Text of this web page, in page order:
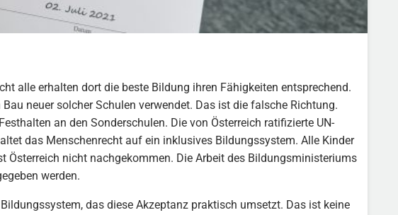
alle erhalten dort die beste Bildung ihren Fähigkeiten entsprechend.
neuer solcher Schulen verwendet. Das ist die falsche Richtung.
an den Sonderschulen. Die von Österreich ratifizierte UN-
das Menschenrecht auf ein inklusives Bildungssystem. Alle Kinder
Österreich nicht nachgekommen. Die Arbeit des Bildungsministeriums
werden.
das diese Akzeptanz praktisch umsetzt. Das ist keine